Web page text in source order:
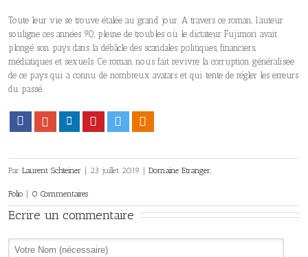
Toute leur vie se trouve étalée au grand jour. A travers ce roman, l’auteur
souligne ces années 90, pleine de troubles où le dictateur Fujimori avait
plongé son pays dans la débâcle des scandales politiques, financiers,
médiatiques et sexuels. Ce roman nous fait revivre la corruption généralisée
de ce pays qui a connu de nombreux avatars et qui tente de régler les erreurs
du passé.
Facebook Google+
Par Laurent Schteiner 23 juillet 2019 Domaine Etranger,
Folio 0 Commentaires
Ecrire un commentaire